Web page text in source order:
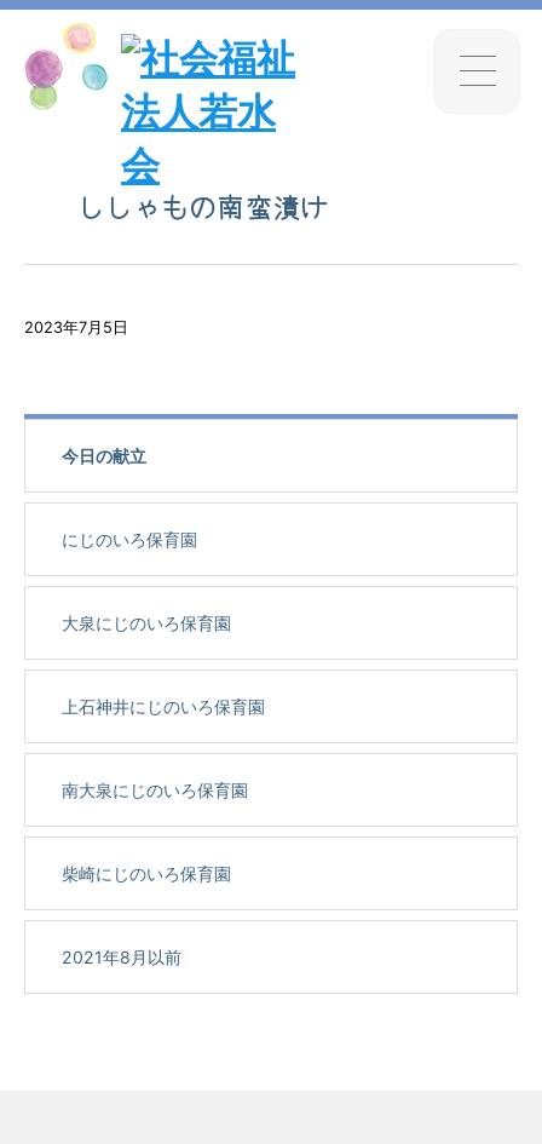
ししゃもの南蛮漬け
2023年7月5日
今日の献立
にじのいろ保育園
大泉にじのいろ保育園
上石神井にじのいろ保育園
南大泉にじのいろ保育園
柴崎にじのいろ保育園
2021年8月以前